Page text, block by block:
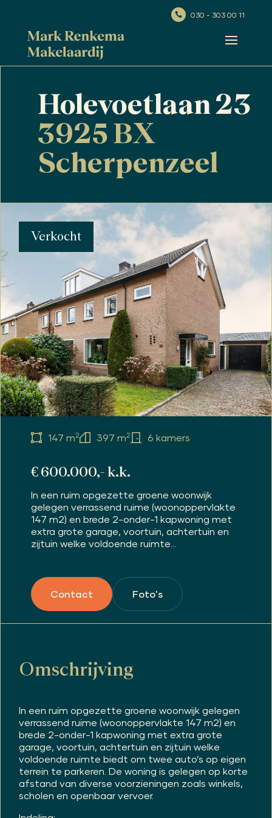
 030 - 303 00 11
Holevoetlaan 23
3925 BX
Scherpenzeel
Verkocht
147 m2 397 m2 6 kamers
€ 600.000,- k.k.
In een ruim opgezette groene woonwijk
gelegen verrassend ruime (woonoppervlakte
147 m2) en brede 2-onder-1 kapwoning met
extra grote garage, voortuin, achtertuin en
zijtuin welke voldoende ruimte...
Contact Foto's
Omschrijving
In een ruim opgezette groene woonwijk gelegen
verrassend ruime (woonoppervlakte 147 m2) en
brede 2-onder-1 kapwoning met extra grote
garage, voortuin, achtertuin en zijtuin welke
voldoende ruimte biedt om twee auto’s op eigen
terrein te parkeren. De woning is gelegen op korte
afstand van diverse voorzieningen zoals winkels,
scholen en openbaar vervoer.